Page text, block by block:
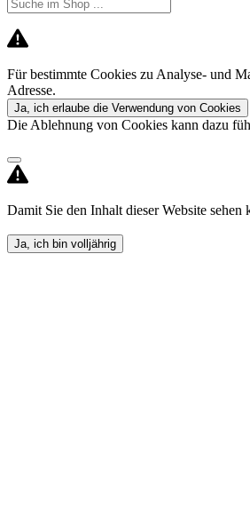
Für bestimmte Cookies zu Analyse- und
Adresse.
Ja, ich erlaube die Verwendung von Cookies
Die Ablehnung von Cookies kann dazu
Damit Sie den Inhalt dieser Website
Ja, ich bin volljährig